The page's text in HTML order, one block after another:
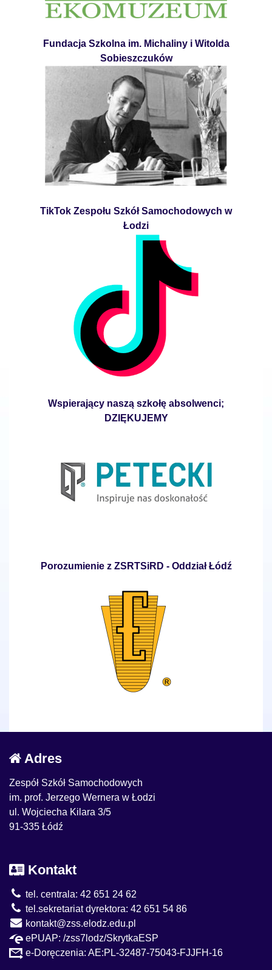
Fundacja Szkolna im. Michaliny i Witolda
Sobieszczuków
TikTok Zespołu Szkół Samochodowych w
Łodzi
Wspierający naszą szkołę absolwenci;
DZIĘKUJEMY
Porozumienie z ZSRTSiRD - Oddział Łódź
Adres
Zespół Szkół Samochodowych
im. prof. Jerzego Wernera w Łodzi
ul. Wojciecha Kilara 3/5
91-335 Łódź
Kontakt
tel. centrala: 42 651 24 62
tel.sekretariat dyrektora: 42 651 54 86
kontakt@zss.elodz.edu.pl
ePUAP: /zss7lodz/SkrytkaESP
e-Doręczenia: AE:PL-32487-75043-FJJFH-16